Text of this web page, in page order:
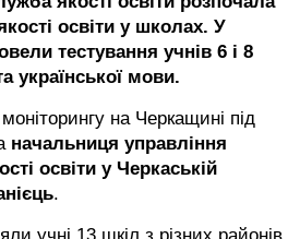
освіти у школах. У
тестування учнів 6 і 8
української мови.
на Черкащині під
начальниця управління
освіти у Черкаській
.